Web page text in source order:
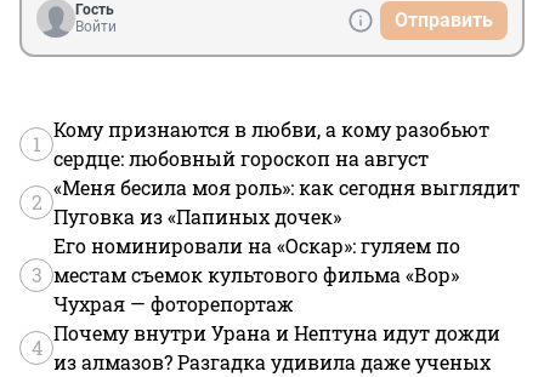
Гость
Войти
Отправить
1
Кому признаются в любви, а кому разобьют
сердце: любовный гороскоп на август
2
«Меня бесила моя роль»: как сегодня выглядит
Пуговка из «Папиных дочек»
3
Его номинировали на «Оскар»: гуляем по
местам съемок культового фильма «Вор»
Чухрая — фоторепортаж
4
Почему внутри Урана и Нептуна идут дожди
из алмазов? Разгадка удивила даже ученых